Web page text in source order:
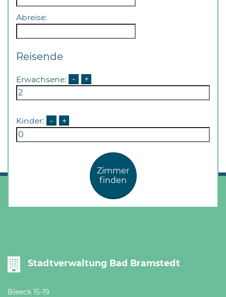
Abreise:
Reisende
Erwachsene: - +
Kinder: - +
Zimmer
finden
Stadtverwaltung Bad Bramstedt
Bleeck 15-19